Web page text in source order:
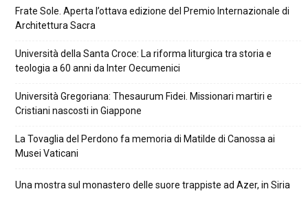
Frate Sole. Aperta l’ottava edizione del Premio Internazionale di
Architettura Sacra
Università della Santa Croce: La riforma liturgica tra storia e
teologia a 60 anni da Inter Oecumenici
Università Gregoriana: Thesaurum Fidei. Missionari martiri e
Cristiani nascosti in Giappone
La Tovaglia del Perdono fa memoria di Matilde di Canossa ai
Musei Vaticani
Una mostra sul monastero delle suore trappiste ad Azer, in Siria